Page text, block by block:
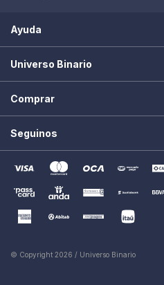
Ayuda
Universo Binario
Comprar
Seguinos
© Copyright 2026 / Universo Binario